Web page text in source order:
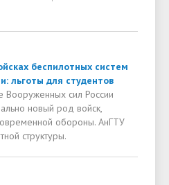
беспилотных систем
льготы для студентов
Вооруженных сил России
новый род войск,
обороны. АнГТУ
структуры.